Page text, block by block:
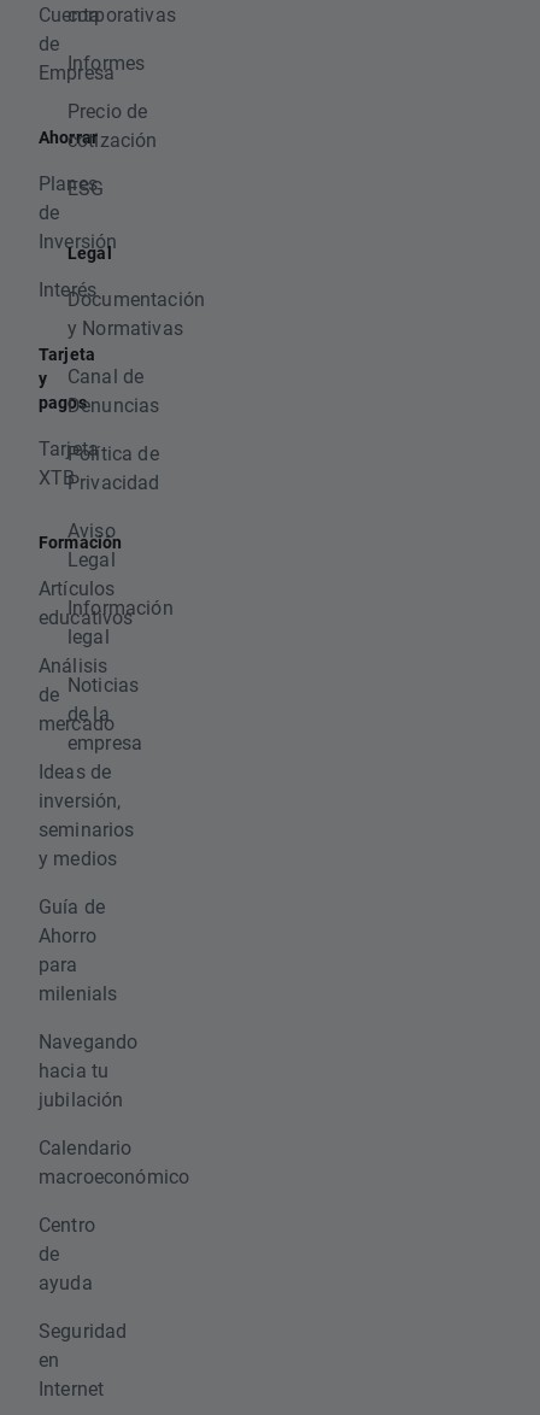
Cuenta
de
Empresa
Ahorrar
Planes
de
Inversión
Interés
Tarjeta
y
pagos
Tarjeta
XTB
Formación
Artículos
educativos
Análisis
de
mercado
Ideas de
inversión,
seminarios
y medios
Guía de
Ahorro
para
milenials
Navegando
hacia tu
jubilación
Calendario
macroeconómico
Centro
de
ayuda
Seguridad
en
Internet
corporativas
Informes
Precio de
cotización
ESG
Legal
Documentación
y Normativas
Canal de
Denuncias
Política de
Privacidad
Aviso
Legal
Información
legal
Noticias
de la
empresa